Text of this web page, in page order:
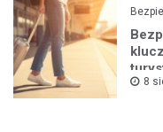
8